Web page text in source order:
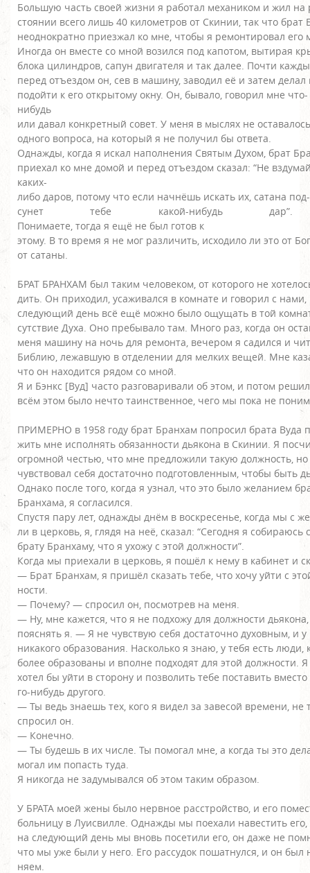
Большую часть своей жизни я работал механиком и жил на
стоянии всего лишь 40 километров от Скинии, так что
неоднократно приезжал ко мне, чтобы я ремонтировал
Иногда он вместе со мной возился под капотом, вытирая
блока цилиндров, сапун двигателя и так далее. Почти
перед отъездом он, сев в машину, заводил её и затем
подойти к его открытому окну. Он, бывало, говорил мне что-
нибудь
или давал конкретный совет. У меня в мыслях не
одного вопроса, на который я не получил бы ответа.
Однажды, когда я искал наполнения Святым Духом, брат
приехал ко мне домой и перед отъездом сказал: “Не
каких-
либо даров, потому что если начнёшь искать их, сатана под-
сунет тебе какой-нибудь дар”.
Понимаете, тогда я ещё не был готов к
этому. В то время я не мог различить, исходило ли это от
от сатаны.
БРАТ БРАНХАМ был таким человеком, от которого не
дить. Он приходил, усаживался в комнате и говорил с
следующий день всё ещё можно было ощущать в той
сутствие Духа. Оно пребывало там. Много раз, когда он
меня машину на ночь для ремонта, вечером я садился и
Библию, лежавшую в отделении для мелких вещей. Мне
что он находится рядом со мной.
Я и Бэнкс [Вуд] часто разговаривали об этом, и потом
всём этом было нечто таинственное, чего мы пока не
ПРИМЕРНО в 1958 году брат Бранхам попросил брата Вуда
жить мне исполнять обязанности дьякона в Скинии. Я
огромной честью, что мне предложили такую должность,
чувствовал себя достаточно подготовленным, чтобы быть
Однако после того, когда я узнал, что это было желанием
Бранхама, я согласился.
Спустя пару лет, однажды днём в воскресенье, когда мы с
ли в церковь, я, глядя на неё, сказал: “Сегодня я собираюсь
брату Бранхаму, что я ухожу с этой должности”.
Когда мы приехали в церковь, я пошёл к нему в кабинет и
— Брат Бранхам, я пришёл сказать тебе, что хочу уйти с
ности.
— Почему? — спросил он, посмотрев на меня.
— Ну, мне кажется, что я не подхожу для должности
пояснять я. — Я не чувствую себя достаточно духовным, и
никакого образования. Насколько я знаю, у тебя есть
более образованы и вполне подходят для этой должности.
хотел бы уйти в сторону и позволить тебе поставить
го-нибудь другого.
— Ты ведь знаешь тех, кого я видел за завесой времени,
спросил он.
— Конечно.
— Ты будешь в их числе. Ты помогал мне, а когда ты это
могал им попасть туда.
Я никогда не задумывался об этом таким образом.
У БРАТА моей жены было нервное расстройство, и его
больницу в Луисвилле. Однажды мы поехали навестить
на следующий день мы вновь посетили его, он даже не
что мы уже были у него. Его рассудок пошатнулся, и он был
няем.